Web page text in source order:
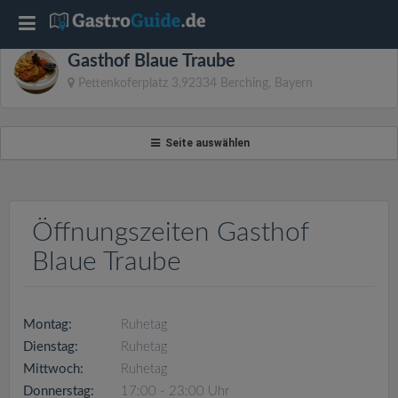
Gasthof Blaue Traube
Pettenkoferplatz 3,92334 Berching, Bayern
Seite auswählen
Öffnungszeiten Gasthof
Blaue Traube
Montag:
Ruhetag
Dienstag:
Ruhetag
Mittwoch:
Ruhetag
Donnerstag:
17:00 - 23:00 Uhr
T
o
e
a